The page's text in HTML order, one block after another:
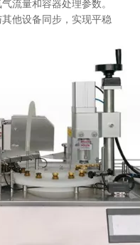
流量和容器处理参数。
他设备同步，实现平稳